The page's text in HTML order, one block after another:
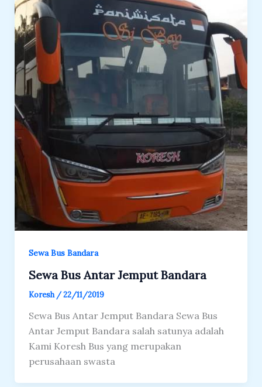
Sewa Bus Bandara
Sewa Bus Antar Jemput Bandara
Koresh /22/11/2019
Sewa Bus Antar Jemput Bandara Sewa Bus
Antar Jemput Bandara salah satunya adalah
Kami Koresh Bus yang merupakan
perusahaan swasta